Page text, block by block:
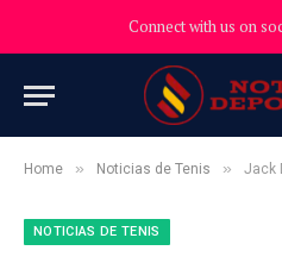
Connect with us on
Home » Noticias de Tenis » Jack Draper: ¿Andy
NOTICIAS DE TENIS